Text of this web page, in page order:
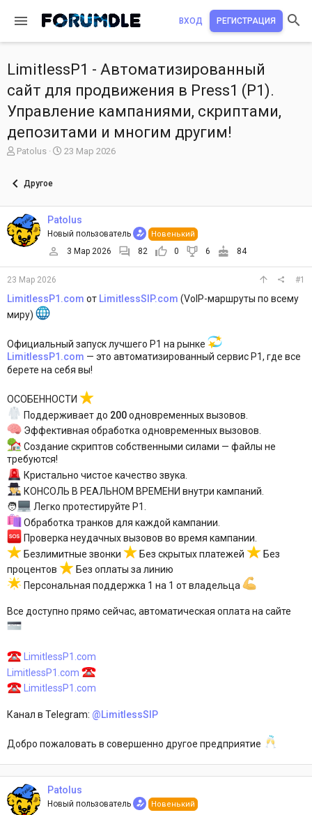
ВХОД РЕГИСТРАЦИЯ
LimitlessP1 - Автоматизированный
сайт для продвижения в Press1 (P1).
Управление кампаниями, скриптами,
депозитами и многим другим!
А
о
е
м
Patolus
Д
ч
а
л
23 Мар 2026
Другое
Patolus
Новый пользователь Новенький
3 Мар 2026 82 0 6 84
23 Мар 2026 #1
LimitlessP1.com от LimitlessSIP.com (VoIP-маршруты по всему
миру)
Официальный запуск лучшего P1 на рынке
LimitlessP1.com — это автоматизированный сервис P1, где все
берете на себя вы!
ОСОБЕННОСТИ
Поддерживает до 200одновременных вызовов.
Эффективная обработка одновременных вызовов.
Создание скриптов собственными силами — файлы не
требуются!
Кристально чистое качество звука.
КОНСОЛЬ В РЕАЛЬНОМ ВРЕМЕНИ внутри кампаний.
🧑‍
Легко протестируйте P1.
Обработка транков для каждой кампании.
Проверка неудачных вызовов во время кампании.
Безлимитные звонки
Без скрытых платежей
Без
процентов
Без оплаты за линию
Персональная поддержка 1 на 1 от владельца
Все доступно прямо сейчас, автоматическая оплата на сайте
LimitlessP1.com
LimitlessP1.com
LimitlessP1.com
Канал в Telegram: @LimitlessSIP
Добро пожаловать в совершенно другое предприятие
Patolus
Новый пользователь Новенький